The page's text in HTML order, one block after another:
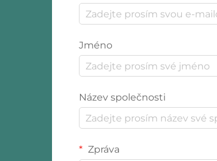
Jméno
Název společnosti
Zpráva